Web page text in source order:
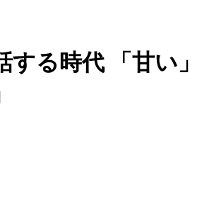
する時代 「甘い